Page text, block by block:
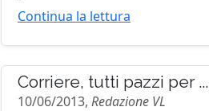
Continua la lettura
Corriere, tutti pazzi per ...
10/06/2013, Redazione VL